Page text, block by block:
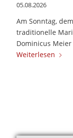
05.08.2026
Am Sonntag,
traditionelle
Dominicus
Weiterlesen